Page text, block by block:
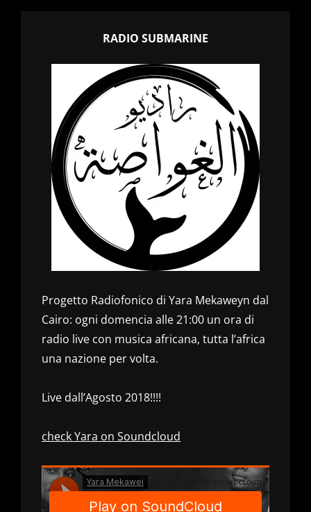
RADIO SUBMARINE
Progetto Radiofonico di Yara Mekaweyn dal
Cairo: ogni domencia alle 21:00 un ora di
radio live con musica africana, tutta l’africa
una nazione per volta.
Live dall’Agosto 2018!!!!
check Yara on Soundcloud